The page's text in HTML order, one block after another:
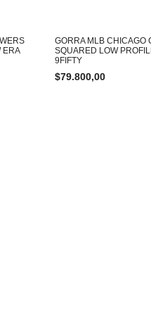
ERA
GORRA MLB CHICAGO
SQUARED LOW
9FIFTY
$79.800,00